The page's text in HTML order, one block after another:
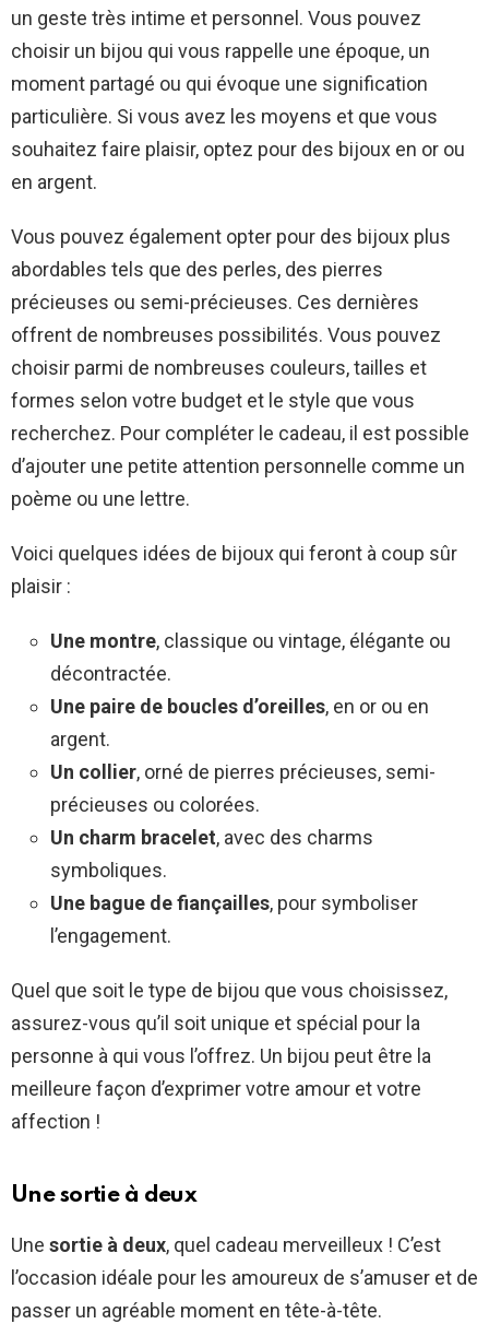
un geste très intime et personnel. Vous pouvez
choisir un bijou qui vous rappelle une époque, un
moment partagé ou qui évoque une signification
particulière. Si vous avez les moyens et que vous
souhaitez faire plaisir, optez pour des bijoux en or ou
en argent.
Vous pouvez également opter pour des bijoux plus
abordables tels que des perles, des pierres
précieuses ou semi-précieuses. Ces dernières
offrent de nombreuses possibilités. Vous pouvez
choisir parmi de nombreuses couleurs, tailles et
formes selon votre budget et le style que vous
recherchez. Pour compléter le cadeau, il est possible
d’ajouter une petite attention personnelle comme un
poème ou une lettre.
Voici quelques idées de bijoux qui feront à coup sûr
plaisir :
Une montre, classique ou vintage, élégante ou
décontractée.
Une paire de boucles d’oreilles, en or ou en
argent.
Un collier, orné de pierres précieuses, semi-
précieuses ou colorées.
Un charm bracelet, avec des charms
symboliques.
Une bague de fiançailles, pour symboliser
l’engagement.
Quel que soit le type de bijou que vous choisissez,
assurez-vous qu’il soit unique et spécial pour la
personne à qui vous l’offrez. Un bijou peut être la
meilleure façon d’exprimer votre amour et votre
affection !
Une sortie à deux
Une sortie à deux, quel cadeau merveilleux ! C’est
l’occasion idéale pour les amoureux de s’amuser et de
passer un agréable moment en tête-à-tête.